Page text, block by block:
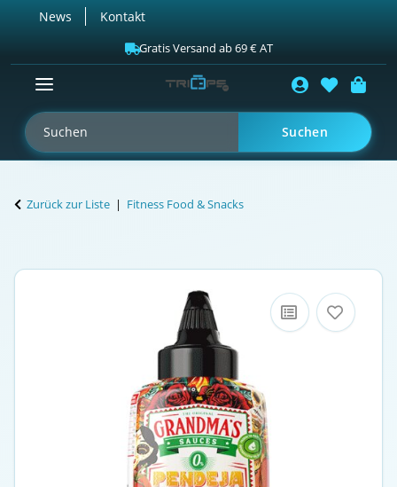
News Kontakt
Gratis Versand ab 69 € AT
Suchen
Zurück zur Liste Fitness Food & Snacks